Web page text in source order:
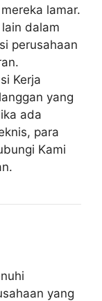
lamar.
dalam
perusahaan
Kerja
yang
ada
para
Kami
yang